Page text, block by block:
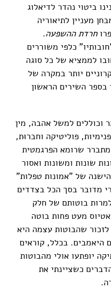
ביטוי נהדר לדיאלוג
מעניין לתיאוריה
חרדת ההשפעה.
כלפי משוררים
לממציא של כל סוגה
יותר במקרה של
בספר השירים הראשון
וכוללים למשל אהבה, מין
פוליטיקה וחברוּת,
מתברר שרומא הפרגמטית
שונות ומשונות ואסור
הישנה של "אמונות טפלות"
מדובר בסך הכל בצדדים
בוטותם של חלק
מעט פחות בוטה
שהבוטות עצמה היא
היאמבים. בכלל, קוראים
יופתעו אולי מהבוטות
כשציינתי את